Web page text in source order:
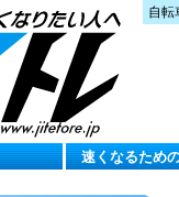
自転
速くなるため